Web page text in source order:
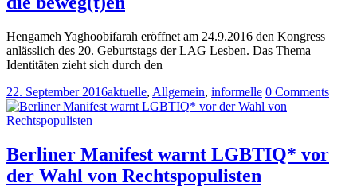
Hengameh Yaghoobifarah eröffnet am 24.9.2016 den Kongress
anlässlich des 20. Geburtstags der LAG Lesben. Das Thema
Identitäten zieht sich durch den
22. September 2016aktuelle, Allgemein, informelle 0 Comments
Berliner Manifest warnt LGBTIQ* vor
der Wahl von Rechtspopulisten